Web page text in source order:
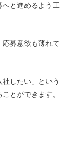
と進めるよう工
募意欲も薄れて
したい」という
とができます。